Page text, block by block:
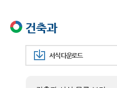
건축과
서식 다운로드